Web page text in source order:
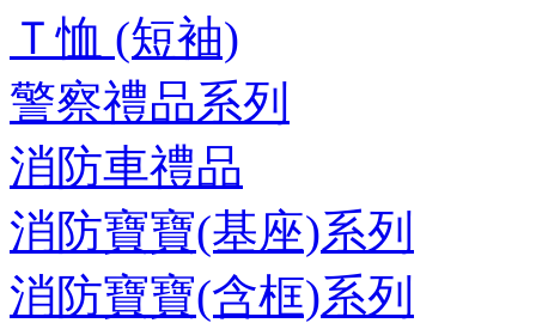
Ｔ恤 (短袖)
警察禮品系列
消防車禮品
消防寶寶(基座)系列
消防寶寶(含框)系列